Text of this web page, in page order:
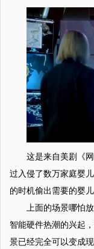
这是来自美剧《
过入侵了数万家庭婴
的时机偷出需要的婴
上面的场景哪怕
智能硬件热潮的兴起
景已经完全可以变成